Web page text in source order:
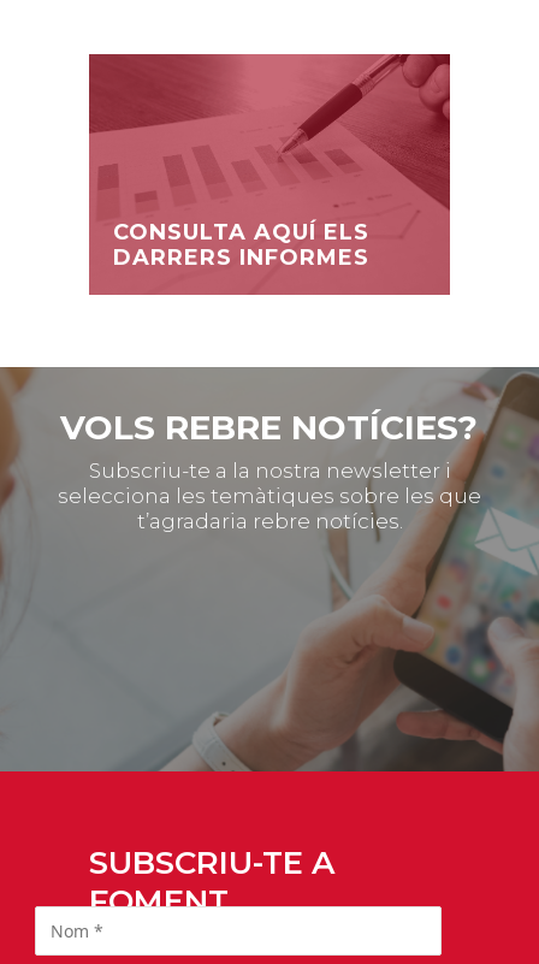
CONSULTA AQUÍ ELS
DARRERS INFORMES
VOLS REBRE NOTÍCIES?
Subscriu-te a la nostra newsletter i
selecciona les temàtiques sobre les que
t’agradaria rebre notícies.
SUBSCRIU-TE A
FOMENT